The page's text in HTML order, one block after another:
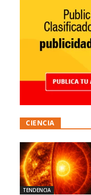
CIENCIA
TENDENCIA